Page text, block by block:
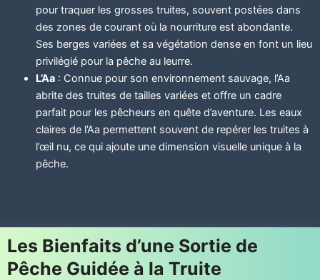
pour traquer les grosses truites, souvent postées dans
des zones de courant où la nourriture est abondante.
Ses berges variées et sa végétation dense en font un lieu
privilégié pour la pêche au leurre.
L’Aa : Connue pour son environnement sauvage, l’Aa
abrite des truites de tailles variées et offre un cadre
parfait pour les pêcheurs en quête d’aventure. Les eaux
claires de l’Aa permettent souvent de repérer les truites à
l’œil nu, ce qui ajoute une dimension visuelle unique à la
pêche.
Les Bienfaits d’une Sortie de
Pêche Guidée à la Truite